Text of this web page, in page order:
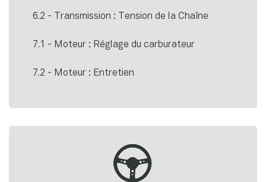
6.2 - Transmission : Tension de la Chaîne
7.1 - Moteur : Réglage du carburateur
7.2 - Moteur : Entretien